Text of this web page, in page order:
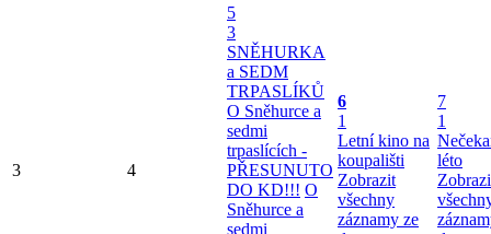
3 4
5
3
SNĚHURKA
a SEDM
TRPASLÍKŮ
O Sněhurce a
sedmi
trpaslících -
PŘESUNUTO
DO KD!!! O
Sněhurce a
sedmi
6
1
Letní kino na
koupališti
Zobrazit
všechny
záznamy ze
7
1
léto